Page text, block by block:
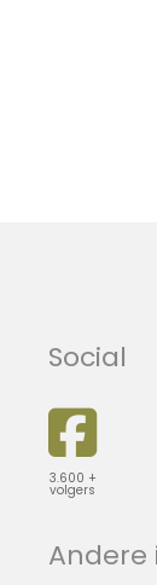
Social
3.600 +
volgers
Andere